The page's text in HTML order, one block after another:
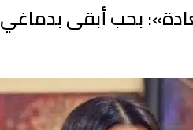
بحب أبقى بدماغي